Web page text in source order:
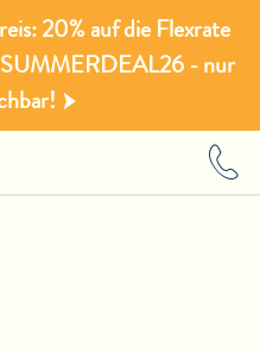
20% auf die Flexrate
- nur